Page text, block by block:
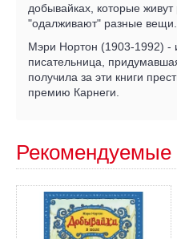
добывайках, которые
"одалживают" разные вещи.
Мэри Нортон (1903-1992) -
писательница,
получила за эти книги
премию Карнеги.
Рекомендуемые